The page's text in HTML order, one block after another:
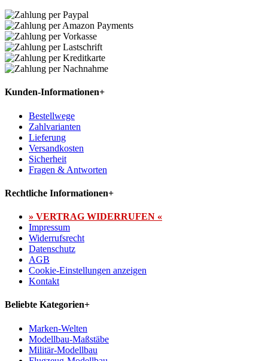
Kunden-Informationen+
Bestellwege
Zahlvarianten
Lieferung
Versandkosten
Sicherheit
Fragen & Antworten
Rechtliche Informationen+
» VERTRAG WIDERRUFEN «
Impressum
Widerrufsrecht
Datenschutz
AGB
Cookie-Einstellungen anzeigen
Kontakt
Beliebte Kategorien+
Marken-Welten
Modellbau-Maßstäbe
Militär-Modellbau